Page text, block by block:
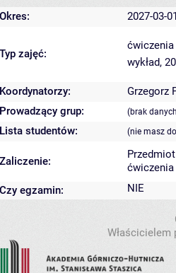
Okres: 2027-03-
Typ zajęć:
ćwiczenia
wykład,
Koordynatorzy:
Grzegorz
Prowadzący grup:
(brak
Lista studentów: (nie masz
Zaliczenie:
ćwiczenia
Czy egzamin:
NIE
Właścicielem